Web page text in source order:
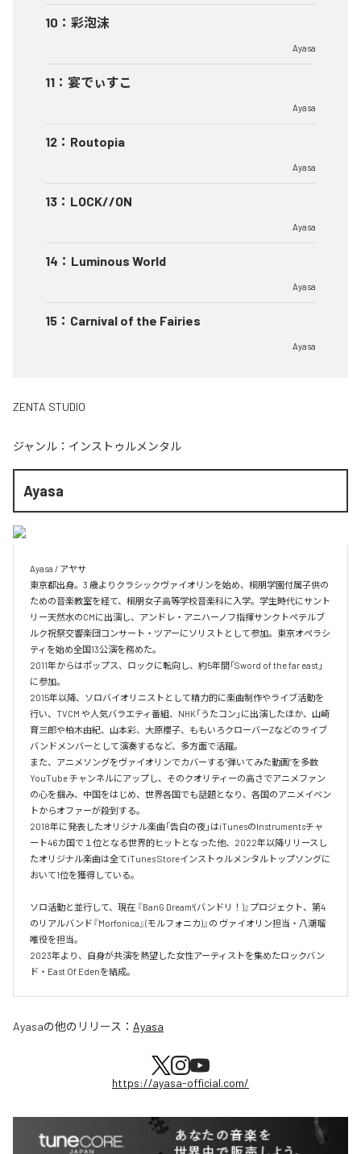
10 ： 彩泡沫
Ayasa
11 ： 宴でぃすこ
Ayasa
12 ： Routopia
Ayasa
13 ： LOCK//ON
Ayasa
14 ： Luminous World
Ayasa
15 ： Carnival of the Fairies
Ayasa
ZENTA STUDIO
ジャンル： インストゥルメンタル
Ayasa
Ayasa / アヤサ
東京都出身。3 歳よりクラシックヴァイオリンを始め、桐朋学園付属子供の
ための音楽教室を経て、桐朋女子高等学校音楽科に入学。学生時代にサント
リー天然水のCMに出演し、アンドレ・アニハーノフ指揮サンクトペテルブ
ルク祝祭交響楽団コンサート・ツアーにソリストとして参加。東京オペラシ
ティを始め全国13公演を務めた。
2011年からはポップス、ロックに転向し、約5年間「Sword of the far east」
に参加。
2015年以降、ソロバイオリニストとして精力的に楽曲制作やライブ活動を
行い、TVCM や人気バラエティ番組、NHK「うたコン」に出演したほか、山崎
育三郎や柏木由紀、山本彩、大原櫻子、ももいろクローバーZなどのライブ
バンドメンバーとして演奏するなど、多方面で活躍。
また、アニメソングをヴァイオリンでカバーする”弾いてみた動画”を多数
YouTube チャンネルにアップし、そのクオリティーの高さでアニメファン
の心を掴み、中国をはじめ、世界各国でも話題となり、各国のアニメイベン
トからオファーが殺到する。
2018年に発表したオリジナル楽曲「告白の夜」はiTunesのInstrumentsチャ
ート46カ国で１位となる世界的ヒットとなった他、2022年以降リリースし
たオリジナル楽曲は全てiTunes Storeインストゥルメンタルトップソングに
おいて1位を獲得している。
ソロ活動と並行して、現在 『BanG Dream!(バンドリ！)』プロジェクト、第4
のリアルバンド『Morfonica』(モルフォニカ)』の ヴァイオリン担当・八潮瑠
唯役を担当。
2023年より、自身が共演を熱望した女性アーティストを集めたロックバン
ド・East Of Edenを結成。
Ayasaの他のリリース： Ayasa
https://ayasa-official.com/